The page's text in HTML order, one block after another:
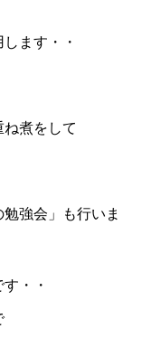
ます・・
煮をして
強会」も行いま
・・